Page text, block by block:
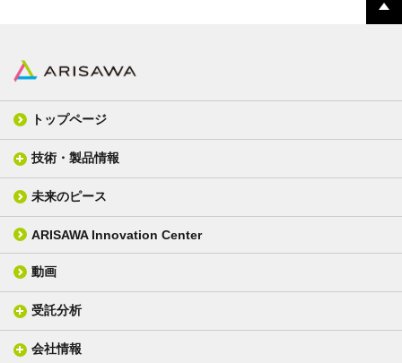
トップページ
技術・製品情報
FPC材料
カバーレイフィルム
銅張り積層板
層間接着シート
3D材料
電気絶縁・産業構造材料
未来のピース
ARISAWA Innovation Center
動画
受託分析
分析メニュー(事例)
会社情報